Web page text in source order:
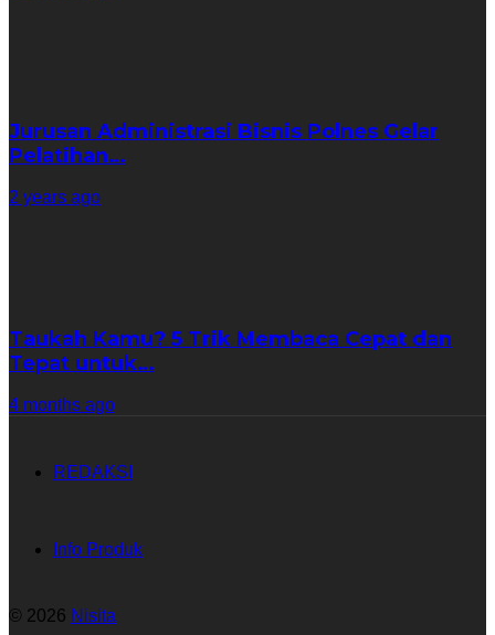
Jurusan Administrasi Bisnis Polnes Gelar
Pelatihan…
2 years ago
Taukah Kamu? 5 Trik Membaca Cepat dan
Tepat untuk…
4 months ago
REDAKSI
Info Produk
© 2026 Nisita